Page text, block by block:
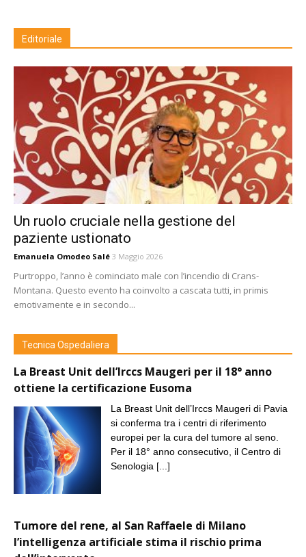
Editoriale
Un ruolo cruciale nella gestione del
paziente ustionato
Emanuela Omodeo Salé 3 Maggio 2026
Purtroppo, l’anno è cominciato male con l’incendio di Crans-
Montana. Questo evento ha coinvolto a cascata tutti, in primis
emotivamente e in secondo...
Tecnica Ospedaliera
La Breast Unit dell’Irccs Maugeri per il 18° anno
ottiene la certificazione Eusoma
La Breast Unit dell’Irccs Maugeri di Pavia
si conferma tra i centri di riferimento
europei per la cura del tumore al seno.
Per il 18° anno consecutivo, il Centro di
Senologia [...]
Tumore del rene, al San Raffaele di Milano
l’intelligenza artificiale stima il rischio prima